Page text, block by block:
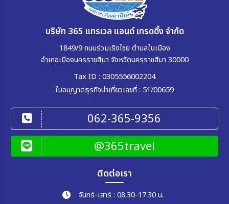
บริษัท 365 แทรเวล แอนด์ เทรดดิ้ง จำกัด
1849/9 ถนนร่วมเริงไชย ตำบลในเมือง
อำเภอเมืองนครราชสีมา จังหวัดนครราชสีมา 30000
Tax ID : 0305556002204
ใบอนุญาตธุรกิจนำเที่ยวเลขที่ : 51/00659
062-365-9356
@365travel
ติดต่อเรา
จันทร์-เสาร์ : 08.30-17.30 น.